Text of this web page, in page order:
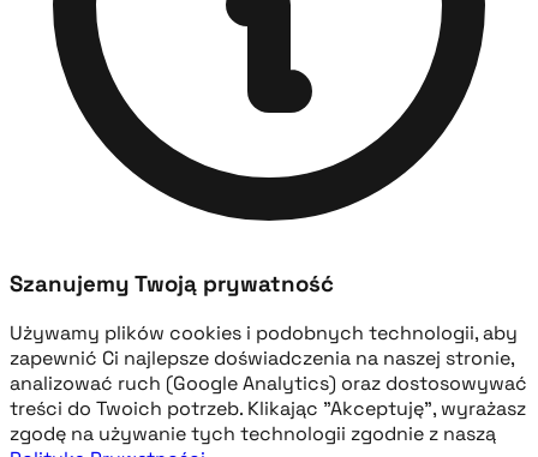
Szanujemy Twoją prywatność
Używamy plików cookies i podobnych technologii, aby
zapewnić Ci najlepsze doświadczenia na naszej stronie,
analizować ruch (Google Analytics) oraz dostosowywać
treści do Twoich potrzeb. Klikając "Akceptuję", wyrażasz
zgodę na używanie tych technologii zgodnie z naszą